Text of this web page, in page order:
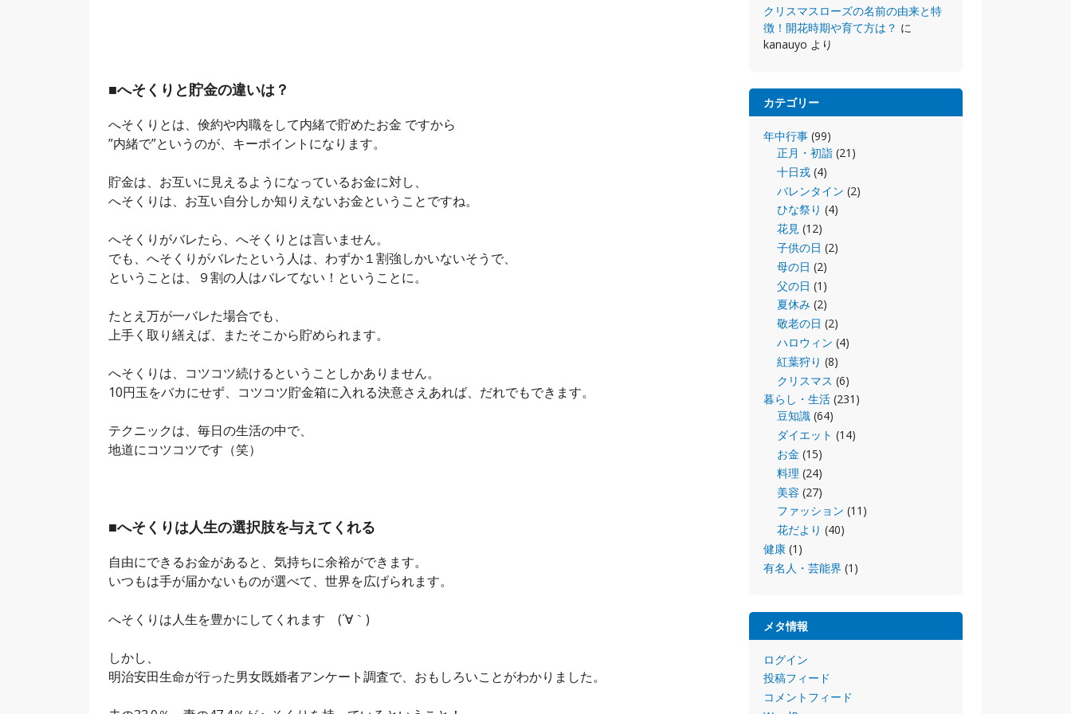
■へそくりと貯金の違いは？
へそくりとは、倹約や内職をして内緒で貯めたお金 ですから
”内緒で”というのが、キーポイントになります。
貯金は、お互いに見えるようになっているお金に対し、
へそくりは、お互い自分しか知りえないお金ということですね。
へそくりがバレたら、へそくりとは言いません。
でも、へそくりがバレたという人は、わずか１割強しかいないそうで、
ということは、９割の人はバレてない！ということに。
たとえ万が一バレた場合でも、
上手く取り繕えば、またそこから貯められます。
へそくりは、コツコツ続けるということしかありません。
10円玉をバカにせず、コツコツ貯金箱に入れる決意さえあれば、だれでもできます。
テクニックは、毎日の生活の中で、
地道にコツコツです（笑）
■へそくりは人生の選択肢を与えてくれる
自由にできるお金があると、気持ちに余裕ができます。
いつもは手が届かないものが選べて、世界を広げられます。
へそくりは人生を豊かにしてくれます (´∀｀)
しかし、
明治安田生命が行った男女既婚者アンケート調査で、おもしろいことがわかりました。
クリスマスローズの名前の由来と特
徴！開花時期や育て方は？ に
kanauyo より
カテゴリー
年中行事(99)
正月・初詣 (21)
十日戎 (4)
バレンタイン (2)
ひな祭り (4)
花見 (12)
子供の日 (2)
母の日 (2)
父の日 (1)
夏休み (2)
敬老の日 (2)
ハロウィン (4)
紅葉狩り (8)
クリスマス (6)
暮らし・生活(231)
豆知識 (64)
ダイエット (14)
お金 (15)
料理 (24)
美容 (27)
ファッション (11)
花だより (40)
健康(1)
有名人・芸能界 (1)
メタ情報
ログイン
投稿フィード
コメントフィード